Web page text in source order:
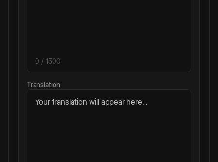
0 / 1500
Translation
Your translation will appear here...